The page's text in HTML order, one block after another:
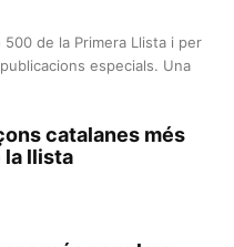
de la Primera Llista i per
especials. Una
catalanes més
la llista